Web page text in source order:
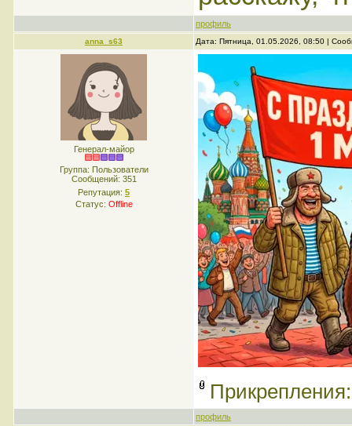
профиль
anna_s63 Дата: Пятница, 01.05.2026, 08:50 |
Генерал-майор
Группа: Пользователи
Сообщений: 351
Репутация: 5
Статус: Offline
профиль